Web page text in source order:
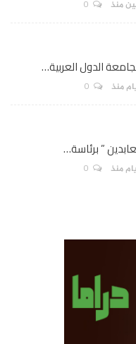
منذ
الدول العربية…
” برئاسة…